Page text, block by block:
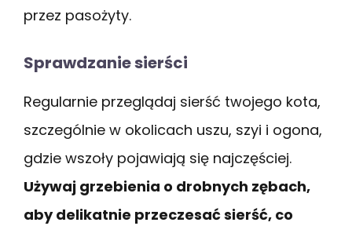
przez pasożyty.
Sprawdzanie sierści
Regularnie przeglądaj sierść twojego kota,
szczególnie w okolicach uszu, szyi i ogona,
gdzie wszoły pojawiają się najczęściej.
Używaj grzebienia o drobnych zębach,
aby delikatnie przeczesać sierść, co